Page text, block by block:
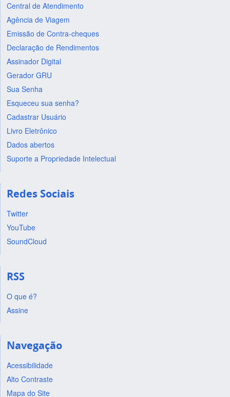
Central de Atendimento
Agência de Viagem
Emissão de Contra-cheques
Declaração de Rendimentos
Assinador Digital
Gerador GRU
Sua Senha
Esqueceu sua senha?
Cadastrar Usuário
Livro Eletrônico
Dados abertos
Suporte a Propriedade Intelectual
Redes Sociais
Twitter
YouTube
SoundCloud
RSS
O que é?
Assine
Navegação
Acessibilidade
Alto Contraste
Mapa do Site